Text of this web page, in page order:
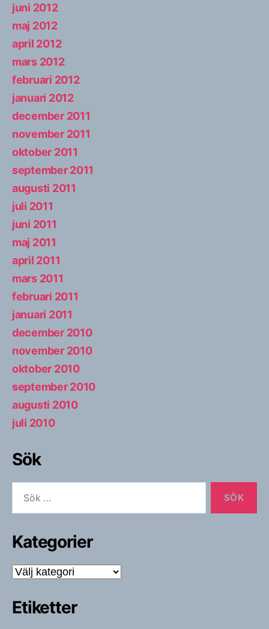
juni 2012
maj 2012
april 2012
mars 2012
februari 2012
januari 2012
december 2011
november 2011
oktober 2011
september 2011
augusti 2011
juli 2011
juni 2011
maj 2011
april 2011
mars 2011
februari 2011
januari 2011
december 2010
november 2010
oktober 2010
september 2010
augusti 2010
juli 2010
Sök
efter:
Kategorier
Kategorier
Etiketter